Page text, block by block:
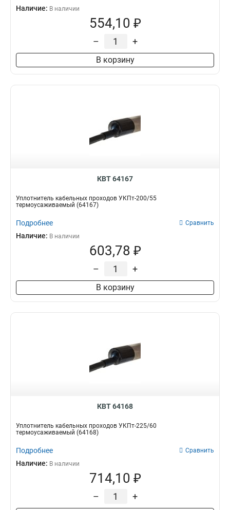
Наличие: В наличии
554,10 ₽
– +
В корзину
КВТ 64167
Уплотнитель кабельных проходов УКПт-200/55
термоусаживаемый (64167)
Подробнее Сравнить
Наличие: В наличии
603,78 ₽
– +
В корзину
КВТ 64168
Уплотнитель кабельных проходов УКПт-225/60
термоусаживаемый (64168)
Подробнее Сравнить
Наличие: В наличии
714,10 ₽
– +